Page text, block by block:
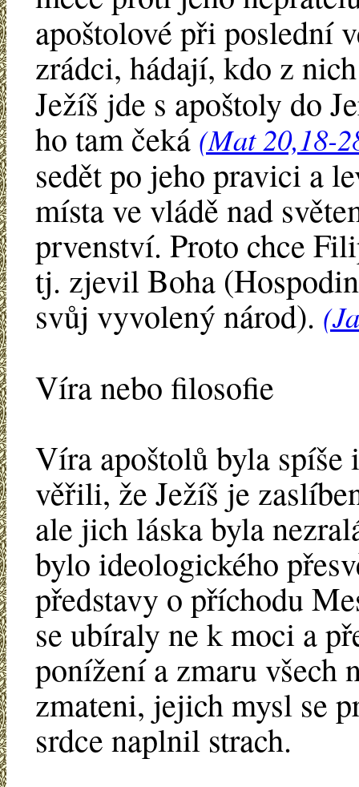
apoštolové při poslední
zrádci, hádají, kdo z
Ježíš jde s apoštoly do
ho tam čeká (Mat 20,18-
sedět po jeho pravici a
místa ve vládě nad
prvenství. Proto chce
tj. zjevil Boha
svůj vyvolený národ).
Víra nebo filosofie
Víra apoštolů byla
věřili, že Ježíš je
ale jich láska byla
bylo ideologického
představy o příchodu
se ubíraly ne k moci a
ponížení a zmaru všech
zmateni, jejich mysl se
srdce naplnil strach.